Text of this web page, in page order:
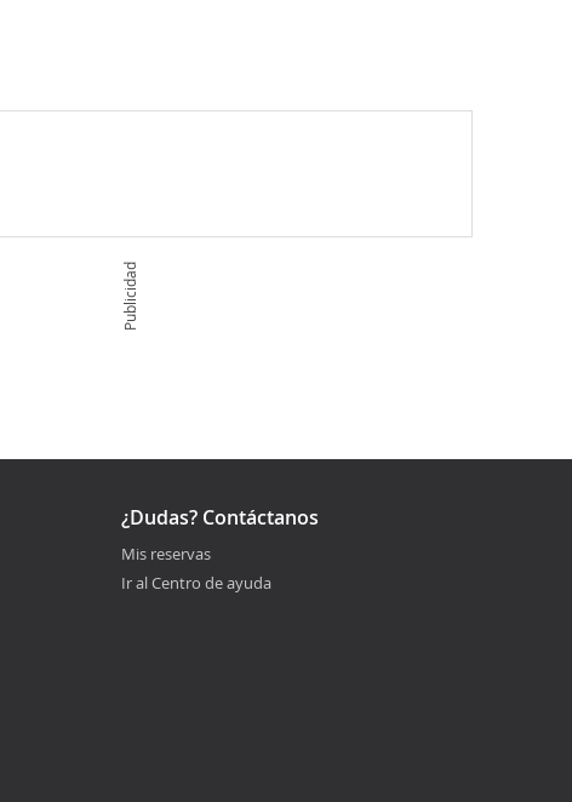
Publicidad
¿Dudas? Contáctanos
Mis reservas
Ir al Centro de ayuda